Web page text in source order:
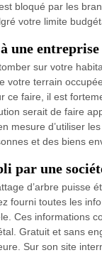
bloqué par les
votre limite
une entreprise
sur votre
votre terrain
ce faire, il est
serait de faire
mesure d’utiliser
et des biens
par une
d’arbre
fourni toutes les
Ces informations
Gratuit et sans
Sur son site